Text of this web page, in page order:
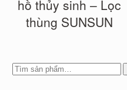
hồ thủy sinh – Lọc
thùng SUNSUN